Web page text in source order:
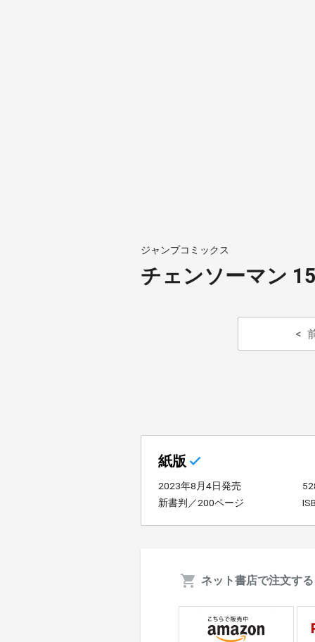
ジャンプコミックス
チェンソーマン
紙版
2023年8月4日発売
新書判／200ページ
ネット書店で注文する